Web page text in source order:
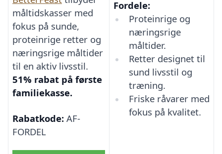
måltidskasser med
fokus på sunde,
proteinrige retter og
næringsrige måltider
til en aktiv livsstil.
51% rabat på første
familiekasse.
Rabatkode: AF-
FORDEL
Fordele:
Proteinrige og
næringsrige
måltider.
Retter designet til
sund livsstil og
træning.
Friske råvarer med
fokus på kvalitet.